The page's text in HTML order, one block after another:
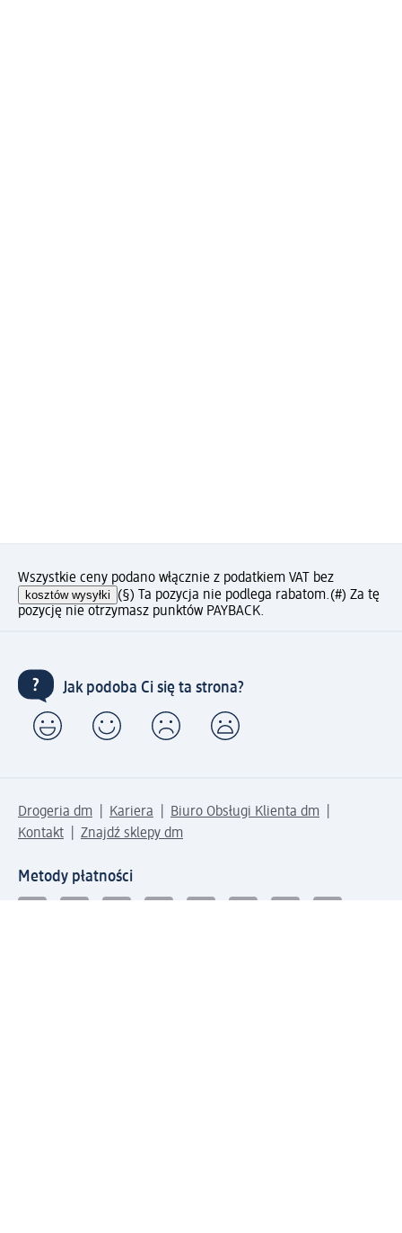
Wszystkie ceny podano włącznie z podatkiem VAT bez
kosztów wysyłki (§) Ta pozycja nie podlega rabatom.(#) Za tę
pozycję nie otrzymasz punktów PAYBACK.
Jak podoba Ci się ta strona?
Drogeria dm Kariera
Biuro Obsługi Klienta dm
Kontakt
Znajdź sklepy dm
Metody płatności